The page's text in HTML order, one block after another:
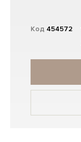
Код 454572